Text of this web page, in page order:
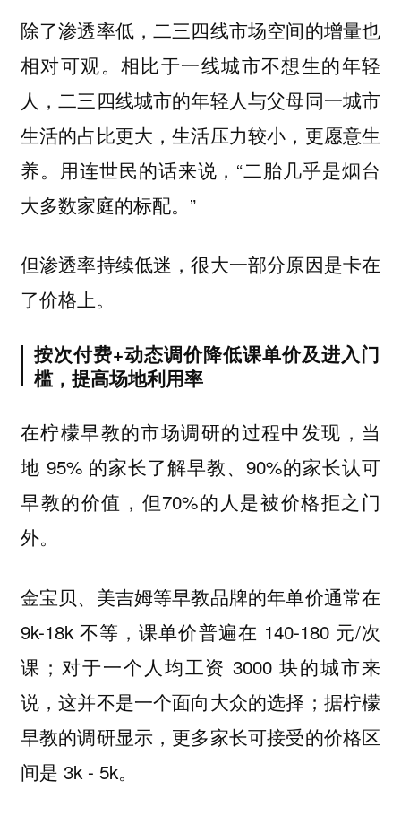
除了渗透率低，二三四线市场空间的增量也
相对可观。相比于一线城市不想生的年轻
人，二三四线城市的年轻人与父母同一城市
生活的占比更大，生活压力较小，更愿意生
养。用连世民的话来说，“二胎几乎是烟台
大多数家庭的标配。”
但渗透率持续低迷，很大一部分原因是卡在
了价格上。
按次付费+动态调价降低课单价及进入门
槛，提高场地利用率
在柠檬早教的市场调研的过程中发现，当
地 95% 的家长了解早教、90%的家长认可
早教的价值，但70%的人是被价格拒之门
外。
金宝贝、美吉姆等早教品牌的年单价通常在
9k-18k 不等，课单价普遍在 140-180 元/次
课；对于一个人均工资 3000 块的城市来
说，这并不是一个面向大众的选择；据柠檬
早教的调研显示，更多家长可接受的价格区
间是 3k - 5k。